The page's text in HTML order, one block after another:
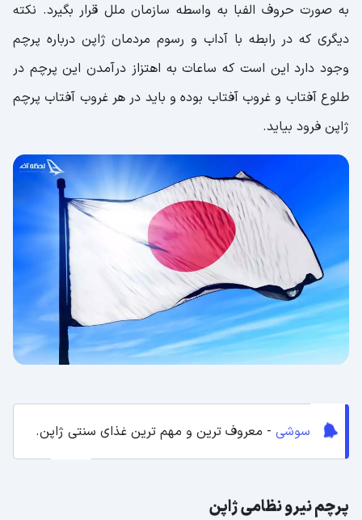
به صورت حروف الفبا به واسطه سازمان ملل قرار بگیرد. نکته
دیگری که در رابطه با آداب و رسوم مردمان ژاپن درباره پرچم
وجود دارد این است که ساعات به اهتزاز درآمدن این پرچم در
طلوع آفتاب و غروب آفتاب بوده و باید در هر غروب آفتاب پرچم
ژاپن فرود بیاید.
سوشی - معروف ترین و مهم ترین غذای سنتی ژاپن.
پرچم نیرو نظامی ژاپن